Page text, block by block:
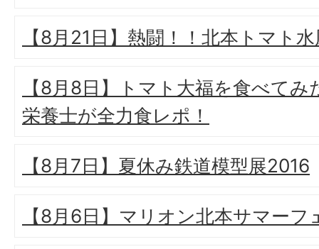
【8月21日】熱闘！！北本トマト
【8月8日】トマト大福を食べて
栄養士が全力食レポ！
【8月7日】夏休み鉄道模型展2016
【8月6日】マリオン北本サマー